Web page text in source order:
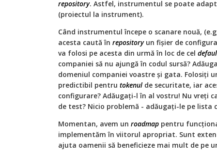
repository. Astfel, instrumentul se poate
(proiectul la instrument).
Când instrumentul începe o scanare nouă,
acesta caută în repositoryun fișier de
va folosi pe acesta din urmă în loc de cel
companiei să nu ajungă în codul sursă?
domeniul companiei voastre și gata. Folosiți
predictibil pentru tokenul de securitate, iar
configurare? Adăugați-l în al vostru! Nu vreți
de test? Nicio problemă - adăugați-le pe lista
Momentan, avem un roadmap pentru
implementăm în viitorul apropriat. Sunt
ajuta oamenii să beneficieze mai mult de pe